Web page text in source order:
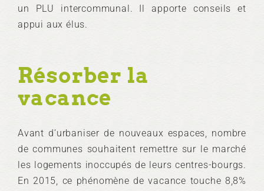
un PLU intercommunal. Il apporte conseils et
appui aux élus.
Résorber la
vacance
Avant d’urbaniser de nouveaux espaces, nombre
de communes souhaitent remettre sur le marché
les logements inoccupés de leurs centres-bourgs.
En 2015, ce phénomène de vacance touche 8,8%